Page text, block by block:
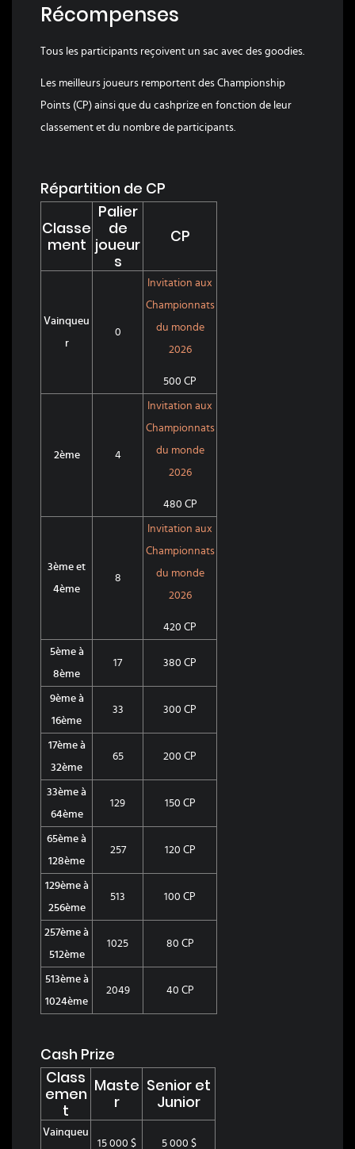
Récompenses
Tous les participants reçoivent un sac avec des goodies.
Les meilleurs joueurs remportent des Championship
Points (CP) ainsi que du cashprize en fonction de leur
classement et du nombre de participants.
Répartition de CP
Classe
ment
Palier
de
joueur
s
CP
Vainqueu
r
0
Invitation aux
Championnats
du monde
2026
500 CP
2ème 4
Invitation aux
Championnats
du monde
2026
480 CP
3ème et
4ème
8
Invitation aux
Championnats
du monde
2026
420 CP
5ème à
8ème
17 380 CP
9ème à
16ème
33 300 CP
17ème à
32ème
65 200 CP
33ème à
64ème
129 150 CP
65ème à
128ème
257 120 CP
129ème à
256ème
513 100 CP
257ème à
512ème
1025 80 CP
513ème à
1024ème
2049 40 CP
Cash Prize
Class
emen
t
Maste
r
Senior et
Junior
Vainqueu
15 000 $ 5 000 $